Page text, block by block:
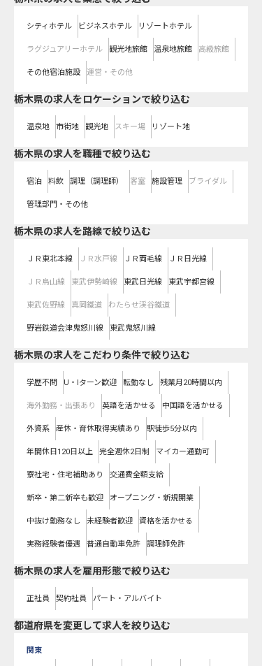
シティホテル ビジネスホテル リゾートホテル
ラグジュアリーホテル 観光地旅館 温泉地旅館 高級旅館
その他宿泊施設 運営・その他
栃木県の求人をロケーションで絞り込む
温泉地 市街地 観光地 スキー場 リゾート地
栃木県の求人を職種で絞り込む
宿泊 料飲 調理（調理師） 客室 施設管理 ブライダル
管理部門・その他
栃木県の求人を路線で絞り込む
ＪＲ東北本線 ＪＲ水戸線 ＪＲ両毛線 ＪＲ日光線
ＪＲ烏山線 東武伊勢崎線 東武日光線 東武宇都宮線
東武佐野線 真岡鐵道 わたらせ渓谷鐵道
野岩鉄道会津鬼怒川線 東武鬼怒川線
栃木県の求人をこだわり条件で絞り込む
学歴不問 U・Iターン歓迎 転勤なし 残業月20時間以内
海外勤務・出張あり 英語を活かせる 中国語を活かせる
外資系 産休・育休取得実績あり 駅徒歩5分以内
年間休日120日以上 完全週休2日制 マイカー通勤可
寮社宅・住宅補助あり 交通費全額支給
新卒・第二新卒も歓迎 オープニング・新規開業
中抜け勤務なし 未経験者歓迎 資格を活かせる
実務経験者優遇 普通自動車免許 調理師免許
栃木県の求人を雇用形態で絞り込む
正社員 契約社員 パート・アルバイト
都道府県を変更して求人を絞り込む
関東